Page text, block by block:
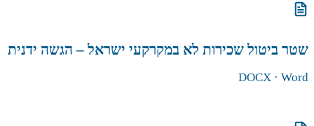
שטר ביטול שכירות לא במקרקעי ישראל – הגשה ידנית
DOCX · Word